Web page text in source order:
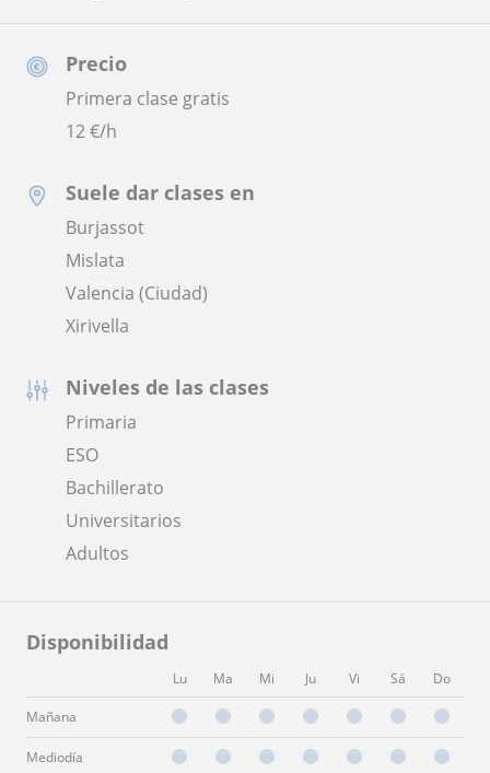
Precio
Primera clase gratis
12€/h
Suele dar clases en
Burjassot
Mislata
Valencia (Ciudad)
Xirivella
Niveles de las clases
Primaria
ESO
Bachillerato
Universitarios
Adultos
Disponibilidad
Lu Ma Mi Ju Vi Sá Do
Mañana
Mediodía